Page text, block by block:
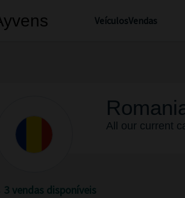
VeículosVendas
All our current
3 vendas disponíveis